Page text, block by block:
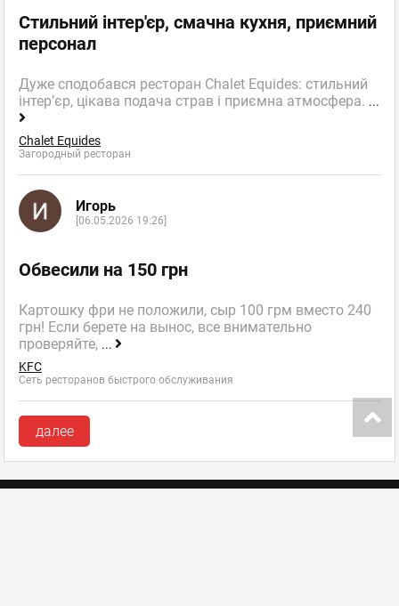
Стильний інтер'єр, смачна кухня, приємний
персонал
Дуже сподобався ресторан Chalet Equides: стильний
інтер’єр, цікава подача страв і приємна атмосфера. ...
Chalet Equides
Загородный ресторан
Игорь
[06.05.2026 19:26]
Обвесили на 150 грн
Картошку фри не положили, сыр 100 грм вместо 240
грн! Если берете на вынос, все внимательно
проверяйте, ...
KFC
Сеть ресторанов быстрого обслуживания
далее